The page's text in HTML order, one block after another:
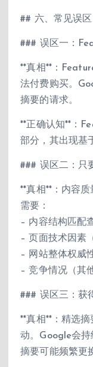
## 六、常见误
### 误区一：
**真相**：
法付费购买。
摘要的请求。
**正确认知**：
部分，其出现基
### 误区二：只
**真相**：内容
需要：
– 内容结构匹配
– 页面技术因素
– 网站整体权威
– 竞争情况（其
### 误区三：获
**真相**：精选
动。Google会
摘要可能频繁更